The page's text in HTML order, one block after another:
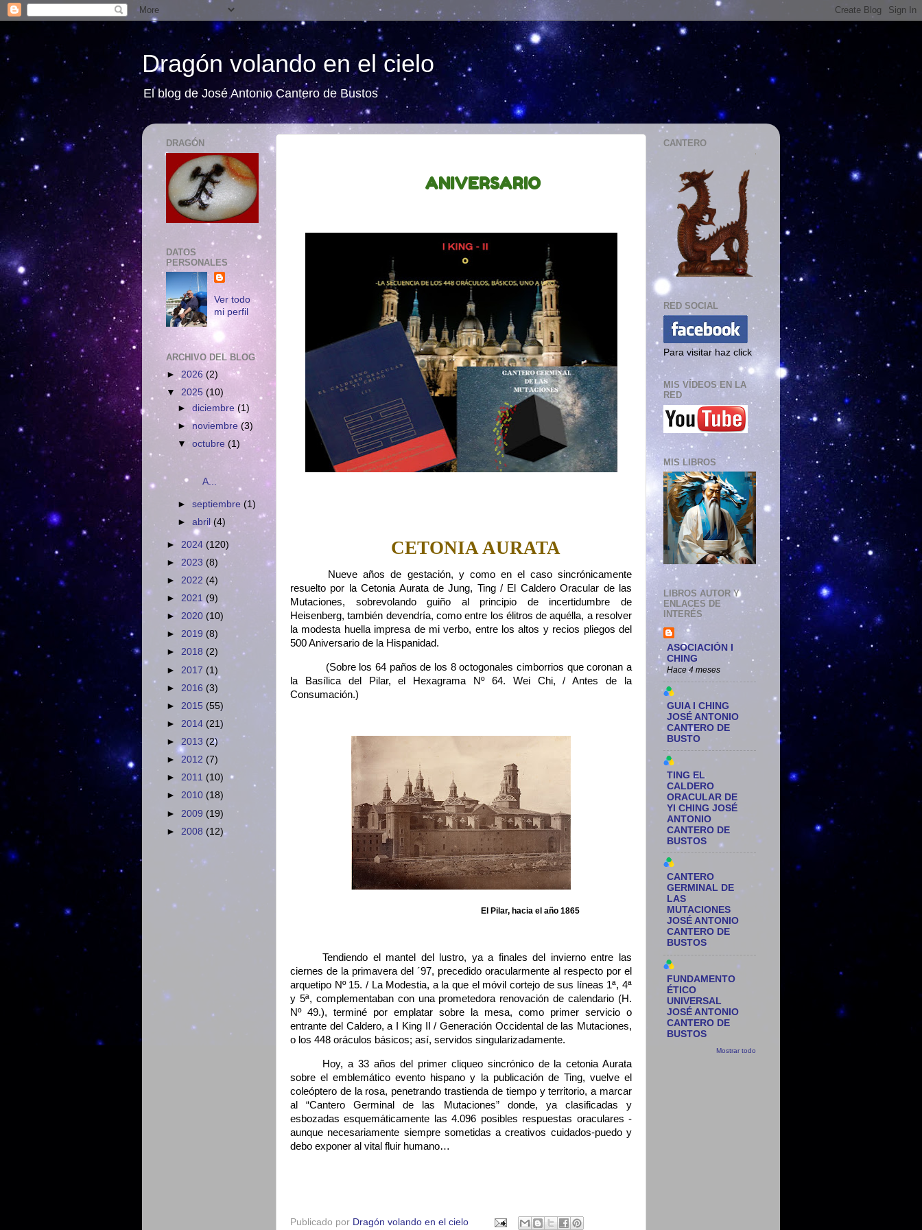
Dragón volando en el cielo
El blog de José Antonio Cantero de Bustos
ANIVERSARIO
CETONIA AURATA
Nueve años de gestación, y como en el caso sincrónicamente
resuelto por la Cetonia Aurata de Jung, Ting / El Caldero Oracular de las
Mutaciones, sobrevolando guiño al principio de incertidumbre de
Heisenberg, también devendría, como entre los élitros de aquélla, a resolver
la modesta huella impresa de mi verbo, entre los altos y recios pliegos del
500 Aniversario de la Hispanidad.
(Sobre los 64 paños de los 8 octogonales cimborrios que coronan a
la Basílica del Pilar, el Hexagrama Nº 64. Wei Chi, / Antes de la
Consumación.)
El Pilar, hacia el año 1865
Tendiendo el mantel del lustro, ya a finales del invierno entre las
ciernes de la primavera del ´97, precedido oracularmente al respecto por el
arquetipo Nº 15. / La Modestia, a la que el móvil cortejo de sus líneas 1ª, 4ª
y 5ª, complementaban con una prometedora renovación de calendario (H.
Nº 49.), terminé por emplatar sobre la mesa, como primer servicio o
entrante del Caldero, a I King II / Generación Occidental de las Mutaciones,
o los 448 oráculos básicos; así, servidos singularizadamente.
Hoy, a 33 años del primer cliqueo sincrónico de la cetonia Aurata
sobre el emblemático evento hispano y la publicación de Ting, vuelve el
coleóptero de la rosa, penetrando trastienda de tiempo y territorio, a marcar
al “Cantero Germinal de las Mutaciones” donde, ya clasificadas y
esbozadas esquemáticamente las 4.096 posibles respuestas oraculares -
aunque necesariamente siempre sometidas a creativos cuidados-puedo y
debo exponer al vital fluir humano…
Publicado por Dragón volando en el cielo
DRAGÓN
DATOS
PERSONALES
Ver todo
mi perfil
ARCHIVO DEL BLOG
►2026 (2)
▼ 2025 (10)
►diciembre(1)
►noviembre(3)
▼octubre(1)
A...
►septiembre(1)
►abril(4)
► 2024 (120)
► 2023 (8)
► 2022 (4)
► 2021(9)
► 2020 (10)
► 2019 (8)
► 2018 (2)
► 2017 (1)
► 2016 (3)
► 2015 (55)
► 2014 (21)
►2013 (2)
► 2012 (7)
► 2011 (10)
► 2010 (18)
► 2009 (19)
► 2008 (12)
CANTERO
RED SOCIAL
Para visitar haz click
MIS VÍDEOS EN LA
RED
MIS LIBROS
LIBROS AUTOR Y
ENLACES DE
INTERÉS
ASOCIACIÓN I
CHING
Hace 4 meses
GUIA I CHING
JOSÉ ANTONIO
CANTERO DE
BUSTO
TING EL
CALDERO
ORACULAR DE
YI CHING JOSÉ
ANTONIO
CANTERO DE
BUSTOS
CANTERO
GERMINAL DE
LAS
MUTACIONES
JOSÉ ANTONIO
CANTERO DE
BUSTOS
FUNDAMENTO
ÉTICO
UNIVERSAL
JOSÉ ANTONIO
CANTERO DE
BUSTOS
Mostrar todo